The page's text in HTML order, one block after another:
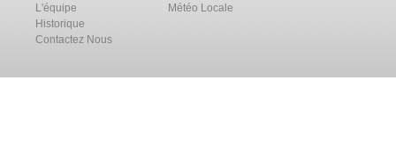
L'équipe
Historique
Contactez Nous
Météo Locale